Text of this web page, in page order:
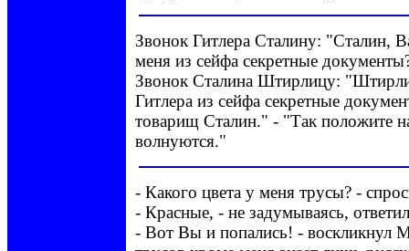
Звонок Гитлера Сталину: "Сталин,
меня из сейфа секретные
Звонок Сталина Штирлицу:
Гитлера из сейфа секретные
товарищ Сталин." - "Так положите
волнуются."
- Какого цвета у меня трусы? -
- Красные, - не задумываясь,
- Вот Вы и попались! - воскликнул